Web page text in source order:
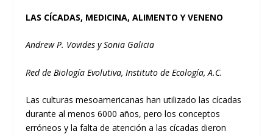
LAS CÍCADAS, MEDICINA, ALIMENTO Y VENENO
Andrew P. Vovides y Sonia Galicia
Red de Biología Evolutiva, Instituto de Ecología, A.C.
Las culturas mesoamericanas han utilizado las cícadas
durante al menos 6000 años, pero los conceptos
erróneos y la falta de atención a las cícadas dieron